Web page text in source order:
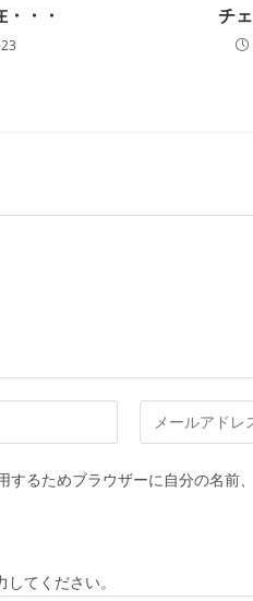
・・ チ
するためブラウザーに自分の名前
てください。